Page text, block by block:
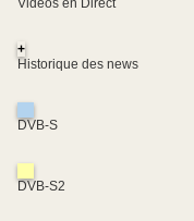
Vidéos en Direct
+
Historique des news
DVB-S
DVB-S2